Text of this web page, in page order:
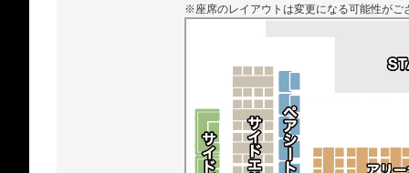
※座席のレイアウトは変更になる可能性がご